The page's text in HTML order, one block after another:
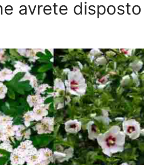
avrete